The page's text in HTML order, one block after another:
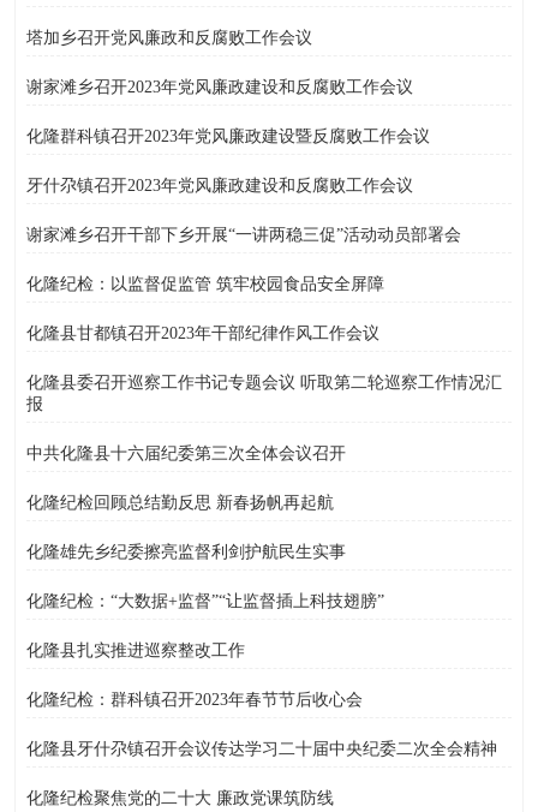
塔加乡召开党风廉政和反腐败工作会议
谢家滩乡召开2023年党风廉政建设和反腐败工作会议
化隆群科镇召开2023年党风廉政建设暨反腐败工作会议
牙什尕镇召开2023年党风廉政建设和反腐败工作会议
谢家滩乡召开干部下乡开展“一讲两稳三促”活动动员部署会
化隆纪检：以监督促监管 筑牢校园食品安全屏障
化隆县甘都镇召开2023年干部纪律作风工作会议
化隆县委召开巡察工作书记专题会议 听取第二轮巡察工作情况汇
报
中共化隆县十六届纪委第三次全体会议召开
化隆纪检回顾总结勤反思 新春扬帆再起航
化隆雄先乡纪委擦亮监督利剑护航民生实事
化隆纪检：“大数据+监督”“让监督插上科技翅膀”
化隆县扎实推进巡察整改工作
化隆纪检：群科镇召开2023年春节节后收心会
化隆县牙什尕镇召开会议传达学习二十届中央纪委二次全会精神
化隆纪检聚焦党的二十大 廉政党课筑防线